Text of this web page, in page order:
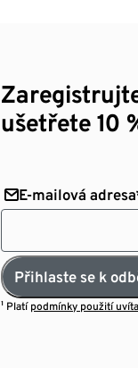
ušetřete 10
E-mailová
Přihlaste se k
¹ Platí podmínky použití